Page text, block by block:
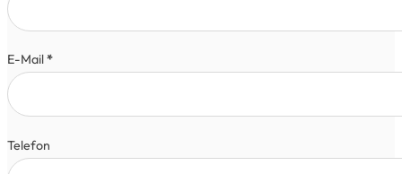
E-Mail*
Telefon